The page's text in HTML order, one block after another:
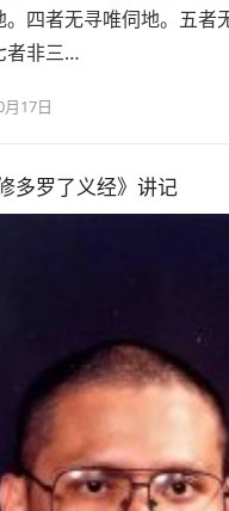
。四者无寻唯伺地。五者
者非三…
17日
多罗了义经》讲记